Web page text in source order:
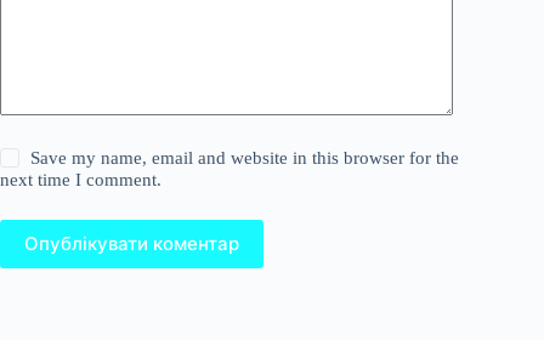
Save my name, email and website in this browser for the
next time I comment.
Опублікувати коментар